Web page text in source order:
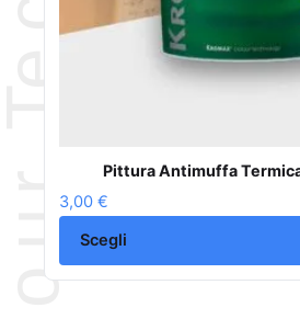
Pittura Antimuffa
3,00 €
Scegli